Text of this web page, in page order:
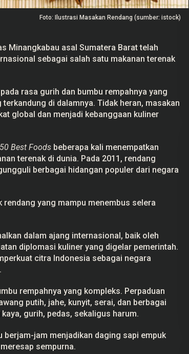
Foto: Ilustrasi Masakan Rendang (sumber: istock)
Minangkabau asal Sumatera Barattelah
sebagai salah satu makanan terenak
rasa gurih dan bumbu rempahnya yang
terkandung di dalamnya. Tidak heran, masakan
global dan menjadi kebanggaan kuliner
Best Foodsbeberapa kali menempatkan
terenak di dunia. Pada 2011, rendang
berbagai hidangan populer dari negara
yang mampu menembus selera
dalam ajang internasional, baik oleh
diplomasi kuliner yang digelar pemerintah.
citra Indonesia sebagai negara
rempahnya yang kompleks. Perpaduan
putih, jahe, kunyit, serai, dan berbagai
gurih, pedas, sekaligus harum.
berjam-jam menjadikan daging sapi empuk
sempurna.
Ahmad
24 Calon Dubes Telah Jalani Fit and